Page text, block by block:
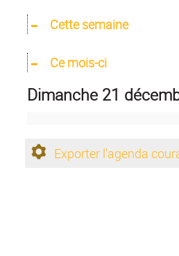
Cette semaine
Ce mois-ci
dimanche 21
Exporter l'agenda